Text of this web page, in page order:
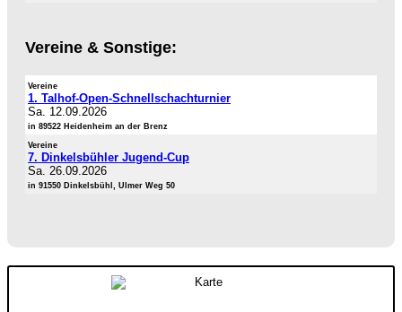
Vereine & Sonstige:
Vereine
1. Talhof-Open-Schnellschachturnier
Sa. 12.09.2026
in 89522 Heidenheim an der Brenz
Vereine
7. Dinkelsbühler Jugend-Cup
Sa. 26.09.2026
in 91550 Dinkelsbühl, Ulmer Weg 50